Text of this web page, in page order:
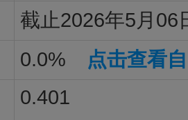
截止2026年5月06
0.0% 点击查看
0.401